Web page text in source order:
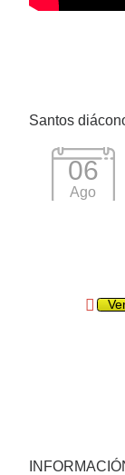
Santos
06
Ago